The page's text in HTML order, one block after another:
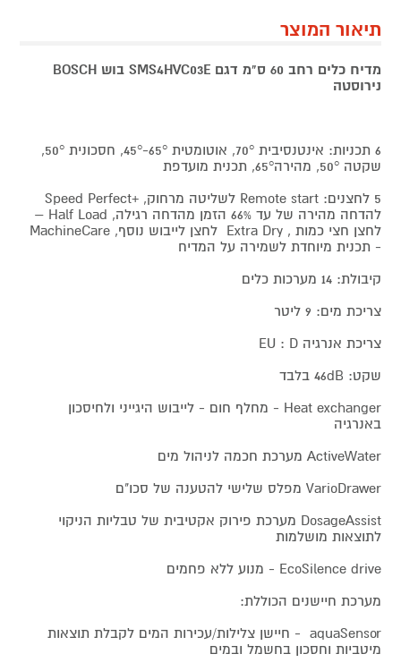
תיאור המוצר
מדיח כלים רחב 60 ס"מ דגם SMS4HVC03E בוש BOSCH
נירוסטה
6 תכניות: אינטנסיבית 70°, אוטומטית 65°-45°, חסכונית 50°,‏
שקטה 50°, מהירה65°, תכנית מועדפת
5 לחצנים: Remote start לשליטה מרחוק, +Speed Perfect
להדחה מהירה של עד 66% הזמן מהדחה רגילה, Half Load –
לחצן חצי כמות , Extra Dry לחצן לייבוש נוסף, MachineCare
- תכנית מיוחדת לשמירה על המדיח
קיבולת: 14 מערכות כלים
צריכת מים: 9 ליטר
צריכת אנרגיה EU : D
שקט: 46dB בלבד
Heat exchanger - מחלף חום - לייבוש היגייני ולחיסכון
באנרגיה
ActiveWater מערכת חכמה לניהול מים
VarioDrawer מפלס שלישי להטענה של סכו"ם
DosageAssist מערכת פירוק אקטיבית של טבליות הניקוי
לתוצאות מושלמות
EcoSilence drive - מנוע ללא פחמים
מערכת חיישנים הכוללת:
aquaSensor - חיישן צלילות/עכירות המים לקבלת תוצאות
מיטביות וחסכון בחשמל ובמים